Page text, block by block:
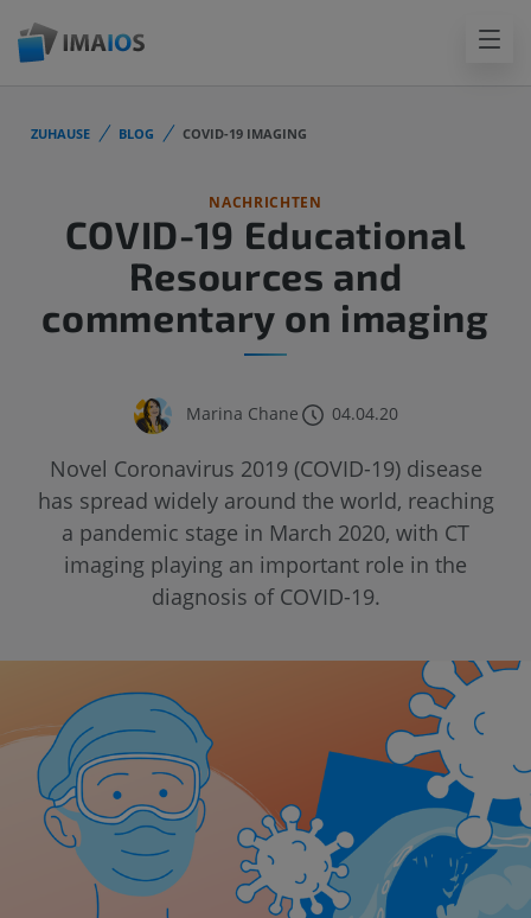
ZUHAUSE BLOG COVID-19 IMAGING
NACHRICHTEN
COVID-19 Educational
Resources and
commentary on imaging
Marina Chane 04.04.20
Novel Coronavirus 2019 (COVID-19) disease
has spread widely around the world, reaching
a pandemic stage in March 2020, with CT
imaging playing an important role in the
diagnosis of COVID-19.